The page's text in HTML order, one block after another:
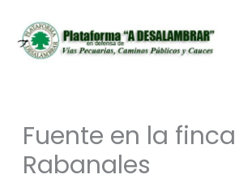
contenido
Fuente en la finca
Rabanales